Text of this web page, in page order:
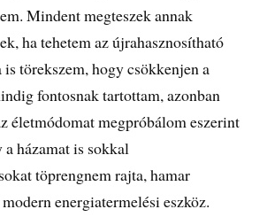
Mindent megteszek annak
ha tehetem az újrahasznosítható
törekszem, hogy csökkenjen a
fontosnak tartottam, azonban
életmódomat megpróbálom eszerint
házamat is sokkal
töprengnem rajta, hamar
energiatermelési eszköz.